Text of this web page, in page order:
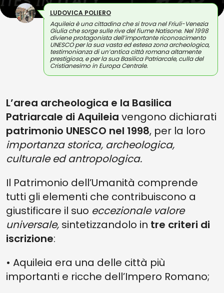
LUDOVICA POLIERO
Aquileia è una cittadina che si trova nel Friuli-Venezia
Giulia che sorge sulle rive del fiume Natisone. Nel 1998
diviene protagonista dell’importante riconoscimento
UNESCO per la sua vasta ed estesa zona archeologica,
testimonianza di un’antica città romana altamente
prestigiosa, e per la sua Basilica Patriarcale, culla del
Cristianesimo in Europa Centrale.
L’area archeologica e la Basilica
Patriarcale di Aquileia vengono dichiarati
patrimonio UNESCO nel 1998, per la loro
importanza storica, archeologica,
culturale ed antropologica.
Il Patrimonio dell’Umanità comprende
tutti gli elementi che contribuiscono a
giustificare il suo eccezionale valore
universale, sintetizzandolo in tre criteri di
iscrizione:
• Aquileia era una delle città più
importanti e ricche dell’Impero Romano;